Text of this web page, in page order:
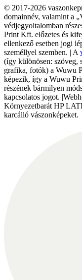
© 2017-2026
domainnév, valamint a
védjegyoltalomban
Print Kft. előzetes és
ellenkező esetben jogi
személlyel szemben. | A
(így különösen: szöveg,
grafika, fotók) a Wuwu
képezik, így a Wuwu
részének bármilyen
kapcsolatos jogot.
Környezetbarát HP
karcálló vászonképeket.